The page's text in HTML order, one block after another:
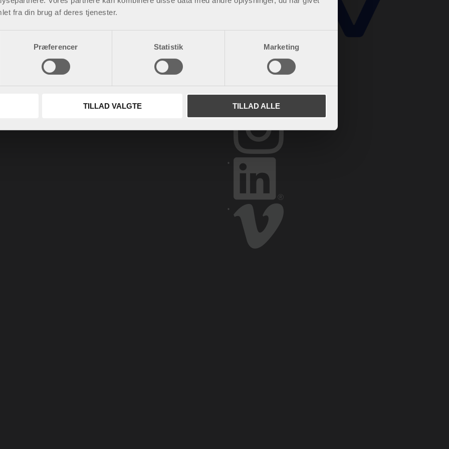
fra din brug af deres tjenester.
Præferencer Statistik Marketing
TILLAD VALGTE TILLAD ALLE